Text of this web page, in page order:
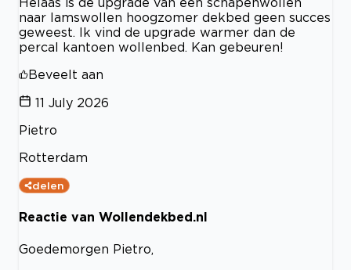
naar lamswollen hoogzomer dekbed geen succes
geweest. Ik vind de upgrade warmer dan de
percal kantoen wollenbed. Kan gebeuren!
Beveelt aan
11 July 2026
Pietro
Rotterdam
delen
Reactie van Wollendekbed.nl
Goedemorgen Pietro,